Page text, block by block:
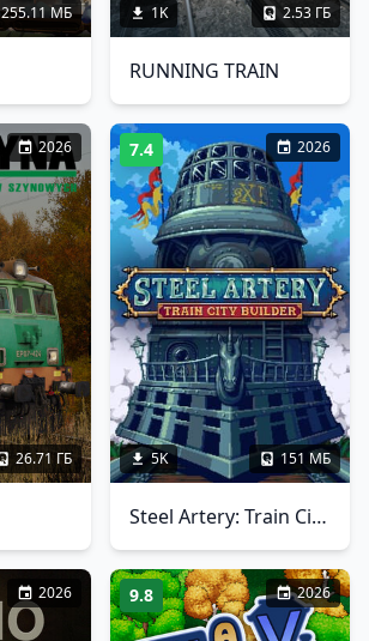
255.11 МБ 1K 2.53 ГБ
RUNNING TRAIN
2026
26.71 ГБ
7.4 2026
5K 151 МБ
Steel Artery: Train City Builder
2026 9.8 2026